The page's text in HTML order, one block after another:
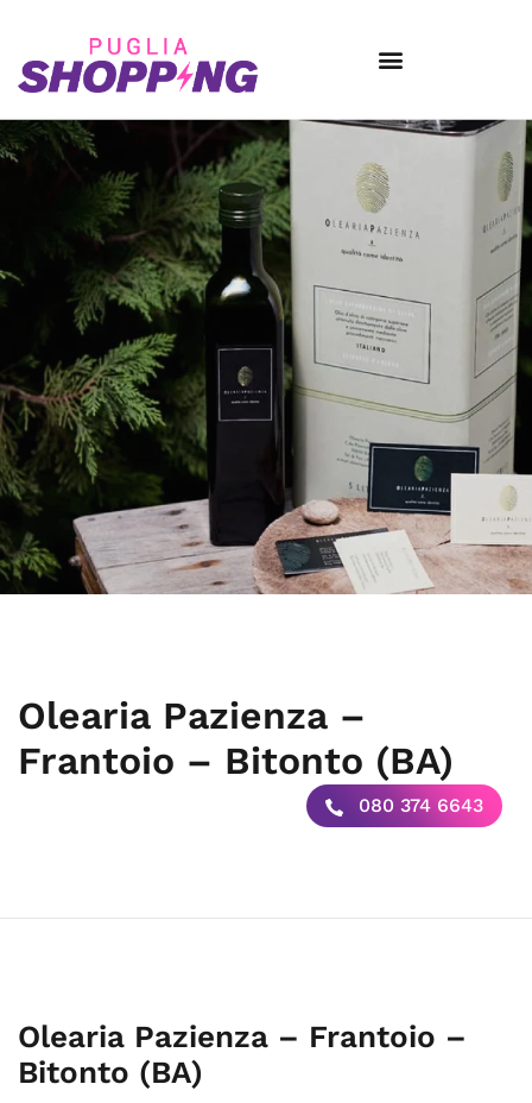
Olearia Pazienza –
Frantoio – Bitonto (BA)
080 374 6643
Olearia Pazienza – Frantoio –
Bitonto (BA)